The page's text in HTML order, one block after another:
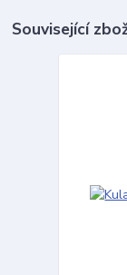
Související